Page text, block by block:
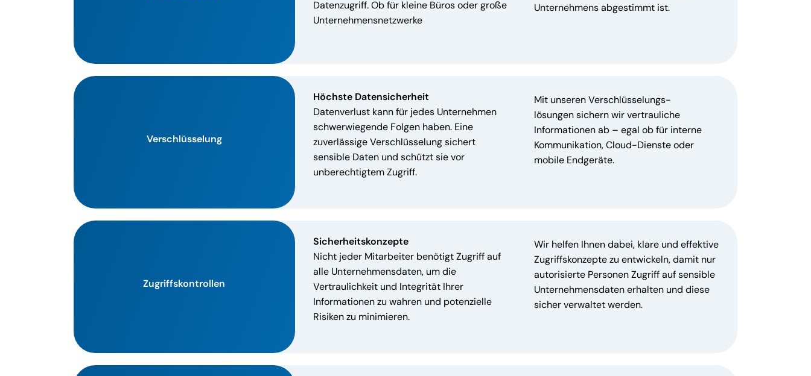
Datenzugriff. Ob für kleine Büros oder große
Unternehmensnetzwerke
Unternehmens abgestimmt ist.
Verschlüsselung
Höchste Datensicherheit
Datenverlust kann für jedes Unternehmen
schwerwiegende Folgen haben. Eine
zuverlässige Verschlüsselung sichert
sensible Daten und schützt sie vor
unberechtigtem Zugriff.
Mit unseren Verschlüsselungs-
lösungen sichern wir vertrauliche
Informationen ab – egal ob für interne
Kommunikation, Cloud-Dienste oder
mobile Endgeräte.
Zugriffskontrollen
Sicherheitskonzepte
Nicht jeder Mitarbeiter benötigt Zugriff auf
alle Unternehmensdaten, um die
Vertraulichkeit und Integrität Ihrer
Informationen zu wahren und potenzielle
Risiken zu minimieren.
Wir helfen Ihnen dabei, klare und effektive
Zugriffskonzepte zu entwickeln, damit nur
autorisierte Personen Zugriff auf sensible
Unternehmensdaten erhalten und diese
sicher verwaltet werden.